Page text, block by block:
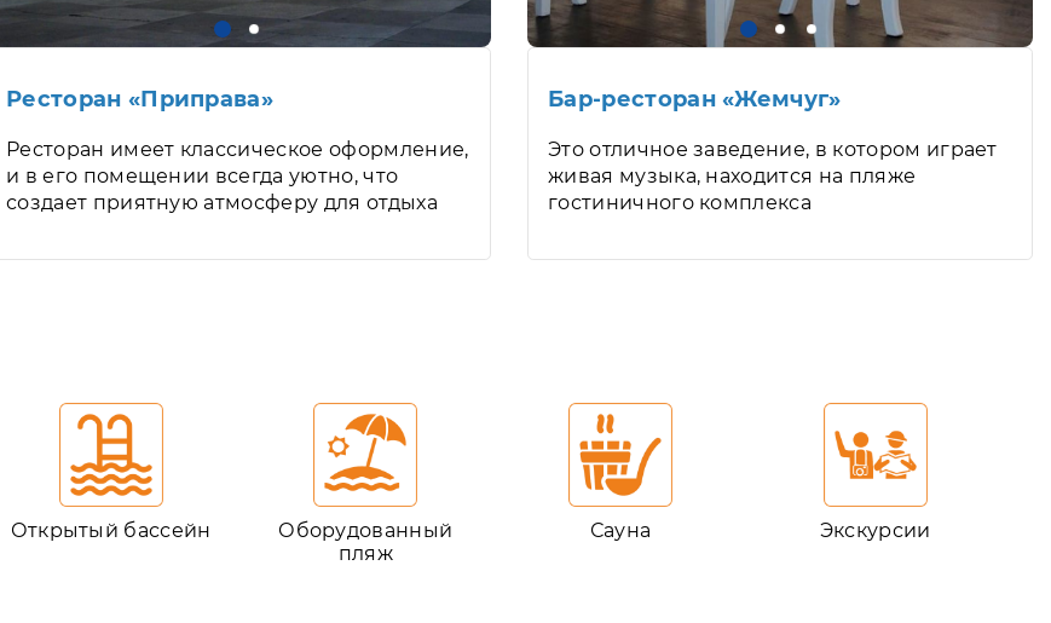
Ресторан «Приправа»
Ресторан имеет классическое оформление,
и в его помещении всегда уютно, что
создает приятную атмосферу для отдыха
Бар-ресторан «Жемчуг»
Это отличное заведение, в котором играет
живая музыка, находится на пляже
гостиничного комплекса
Открытый бассейн
Оборудованный
пляж
Сауна Экскурсии